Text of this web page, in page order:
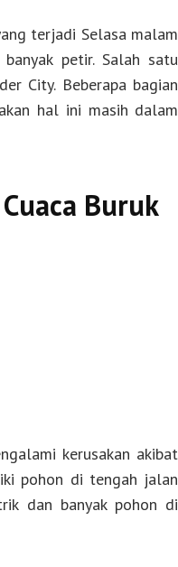
terjadi Selasa malam
petir. Salah satu
City. Beberapa bagian
hal ini masih dalam
Buruk
kerusakan akibat
pohon di tengah jalan
dan banyak pohon di